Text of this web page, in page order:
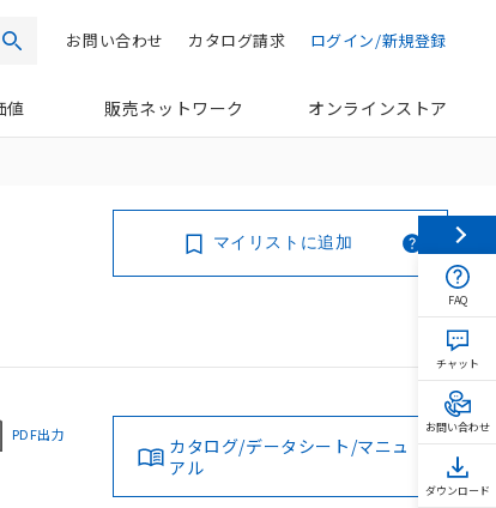
検索 ログイン/新規登録
カタログ請求
お問い合わせ
値 販売ネットワーク オンラインストア
マイリストに追加
PDF出力
カタログ/データシート/マニュ
アル
FAQ
チャット
お問い合わせ
ダウンロード